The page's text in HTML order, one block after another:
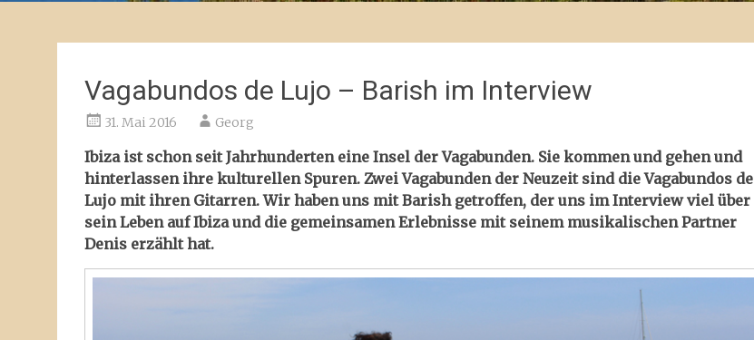
Vagabundos de Lujo – Barish im Interview
31. Mai 2016 Georg
Ibiza ist schon seit Jahrhunderten eine Insel der Vagabunden. Sie kommen und gehen und
hinterlassen ihre kulturellen Spuren. Zwei Vagabunden der Neuzeit sind die Vagabundos de
Lujo mit ihren Gitarren. Wir haben uns mit Barish getroffen, der uns im Interview viel über
sein Leben auf Ibiza und die gemeinsamen Erlebnisse mit seinem musikalischen Partner
Denis erzählt hat.